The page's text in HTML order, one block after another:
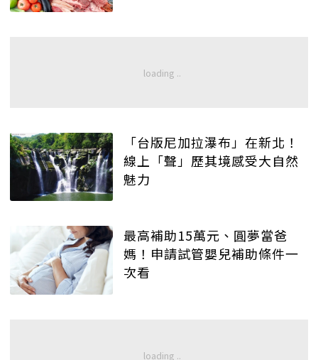
「台版尼加拉瀑布」在新北！
線上「聲」歷其境感受大自然
魅力
最高補助15萬元、圓夢當爸
媽！申請試管嬰兒補助條件一
次看